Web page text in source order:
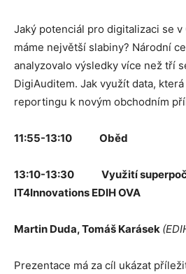
Jaký potenciál pro digitalizaci se v
máme největší slabiny? Národní
analyzovalo výsledky více než tří
DigiAuditem. Jak využít data,
reportingu k novým obchodním
11:55-13:10 Oběd
13:10-13:30 Využití
IT4Innovations EDIH OVA
Martin Duda, Tomáš Karásek
Prezentace má za cíl ukázat